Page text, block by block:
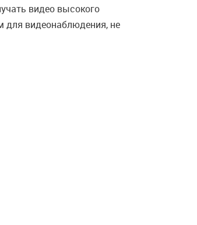
видео высокого
для видеонаблюдения, не